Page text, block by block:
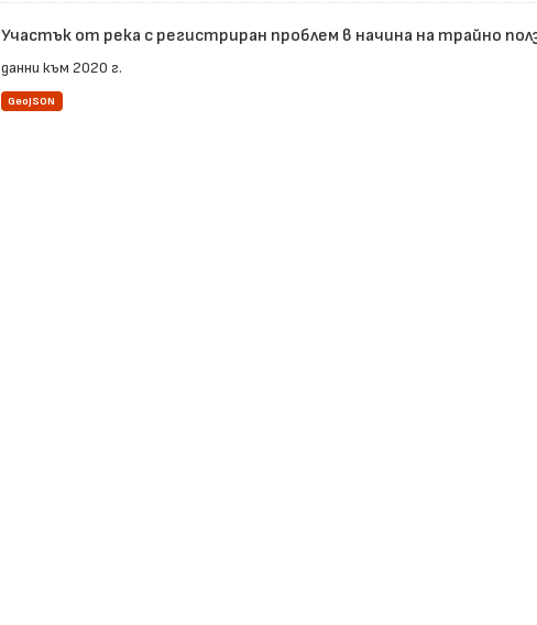
Участък от река с регистриран проблем в начина на трайно
данни към 2020 г.
GeoJSON